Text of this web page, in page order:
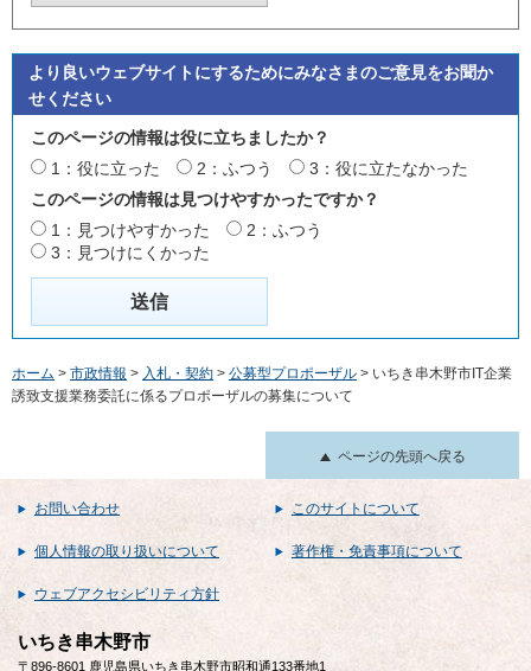
より良いウェブサイトにするためにみなさまのご意見をお聞か
せください
このページの情報は役に立ちましたか？
1：役に立った
2：ふつう
3：役に立たなかった
このページの情報は見つけやすかったですか？
1：見つけやすかった
2：ふつう
3：見つけにくかった
ホーム > 市政情報 > 入札・契約 > 公募型プロポーザル > いちき串木野市IT企業
誘致支援業務委託に係るプロポーザルの募集について
ページの先頭へ戻る
お問い合わせ このサイトについて
個人情報の取り扱いについて 著作権・免責事項について
ウェブアクセシビリティ方針
いちき串木野市
〒896-8601 鹿児島県いちき串木野市昭和通133番地1